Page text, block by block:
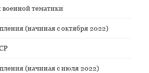
тематики
(начиная с октября 2022)
(начиная с июля 2022)